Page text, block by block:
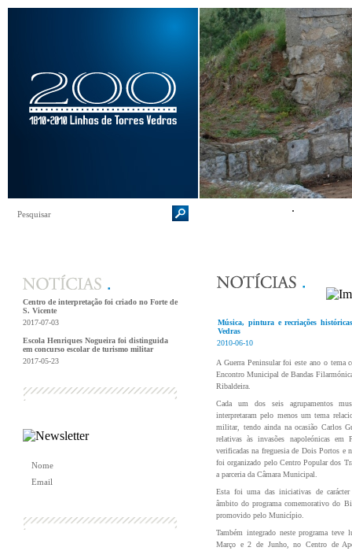
Centro de interpretação foi criado no Forte de
S. Vicente
2017-07-03
Escola Henriques Nogueira foi distinguida
em concurso escolar de turismo militar
2017-05-23
Música, pintura e recriações
Vedras
2010-06-10
A Guerra Peninsular foi este ano o tema
Encontro Municipal de Bandas
Ribaldeira.
Cada um dos seis agrupamentos
interpretaram pelo menos um tema
militar, tendo ainda na ocasião Carlos
relativas às invasões napoleónicas em
verificadas na freguesia de Dois Portos e
foi organizado pelo Centro Popular dos
a parceria da Câmara Municipal.
Esta foi uma das iniciativas de carácter
âmbito do programa comemorativo do
promovido pelo Município.
Também integrado neste programa
Março e 2 de Junho, no Centro de